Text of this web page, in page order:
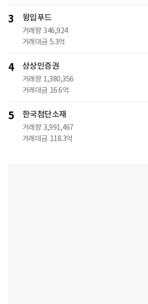
3 윙입푸드
거래량 346,924
거래대금 5.3억
4 상상인증권
거래량 1,380,356
거래대금 16.6억
5 한국첨단소재
거래량 3,991,467
거래대금 118.3억